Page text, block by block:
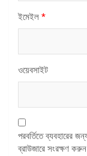
ইমেইল *
ওয়েবসাইট
পরবর্তিতে ব্যবহারের
ব্রাউজারে সংরক্ষণ